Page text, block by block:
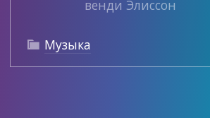
венди Элиссон
 Музыка